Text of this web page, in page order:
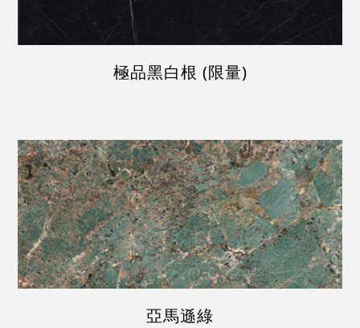
極品黑白根 (限量)
亞馬遜綠